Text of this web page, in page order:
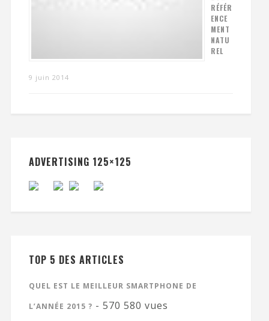
RÉFÉR
ENCE
MENT
NATU
REL
9 juin 2014
ADVERTISING 125×125
TOP 5 DES ARTICLES
QUEL EST LE MEILLEUR SMARTPHONE DE
L’ANNÉE 2015 ? - 570 580 vues